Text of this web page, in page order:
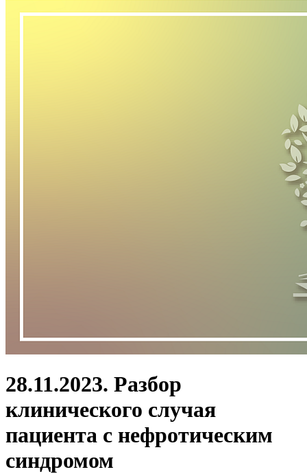
28.11.2023. Разбор
клинического случая
пациента с нефротическим
синдромом